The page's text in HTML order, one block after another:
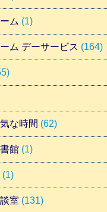
ム (1)
ム デーサービス (164)
な時間 (62)
館 (1)
(1)
室 (131)